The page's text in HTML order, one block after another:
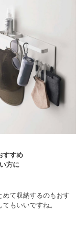
すすめ
方に
めて収納するのもおす
もいいですね。